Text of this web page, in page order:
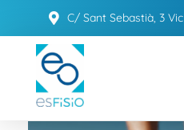
C/ Sant Sebastià, 3 Vic
ESFISIO